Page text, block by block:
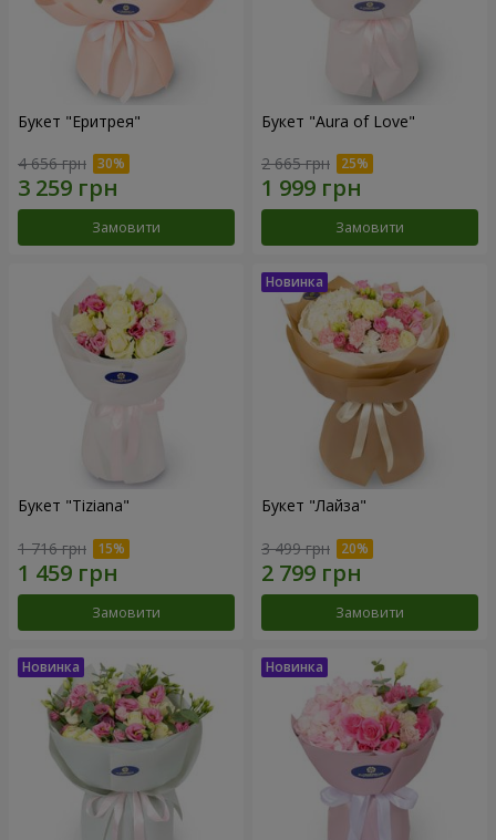
Букет "Еритрея"
4 656 грн
Замовити
Букет "Aura of Love"
2 665 грн
Замовити
Букет "Tiziana"
1 716 грн
Замовити
Букет "Лайза"
3 499 грн
Замовити